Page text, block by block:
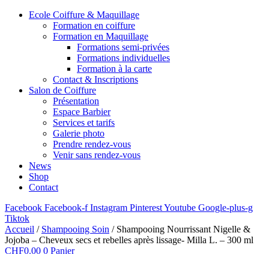
Ecole Coiffure & Maquillage
Formation en coiffure
Formation en Maquillage
Formations semi-privées
Formations individuelles
Formation à la carte
Contact & Inscriptions
Salon de Coiffure
Présentation
Espace Barbier
Services et tarifs
Galerie photo
Prendre rendez-vous
Venir sans rendez-vous
News
Shop
Contact
Facebook Facebook-f Instagram PinterestYoutube Google-plus-g
Tiktok
Accueil / Shampooing Soin / Shampooing Nourrissant Nigelle &
Jojoba – Cheveux secs et rebelles après lissage- Milla L. – 300 ml
CHF0.00 0 Panier